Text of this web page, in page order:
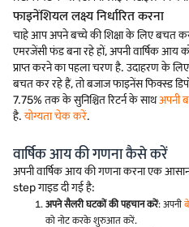
फाइनेंशियल लक्ष्य निर्धारित करना
चाहे आप अपने बच्चे की शिक्षा के लिए बचत कर
एमरजेंसी फंड बना रहे हों, अपनी वार्षिक आय
प्राप्त करने का पहला चरण है. उदाहरण के
बचत कर रहे हैं, तो बजाज फाइनेंस फिक्स्ड
7.75% तक के सुनिश्चित रिटर्न के साथअपनी
है.योग्यता चेक करें.
वार्षिक आय की गणना कैसे करें
अपनी वार्षिक आय की गणना करना एक
step गाइड दी गई है:
अपने सैलरी घटकों की पहचान करें: अपनी
को नोट करके शुरुआत करें.